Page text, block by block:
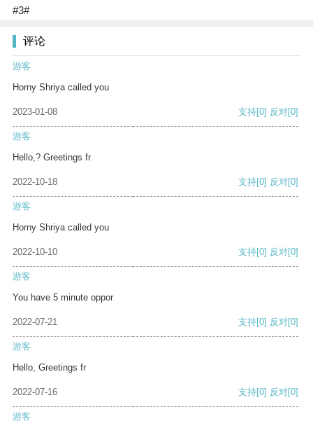
#3#
评论
游客
Horny Shriya called you
2023-01-08 支持[0] 反对[0]
游客
Hello,? Greetings fr
2022-10-18 支持[0] 反对[0]
游客
Horny Shriya called you
2022-10-10 支持[0] 反对[0]
游客
You have 5 minute oppor
2022-07-21 支持[0] 反对[0]
游客
Hello, Greetings fr
2022-07-16 支持[0] 反对[0]
游客